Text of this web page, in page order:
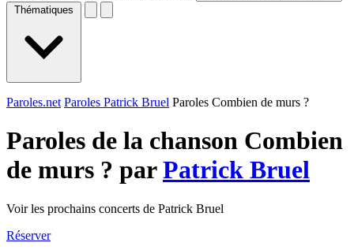
Thématiques
Paroles.net Paroles Patrick Bruel Paroles Combien de murs ?
Paroles de la chanson Combien
de murs ? parPatrick Bruel
Voir les prochains concerts de Patrick Bruel
Réserver